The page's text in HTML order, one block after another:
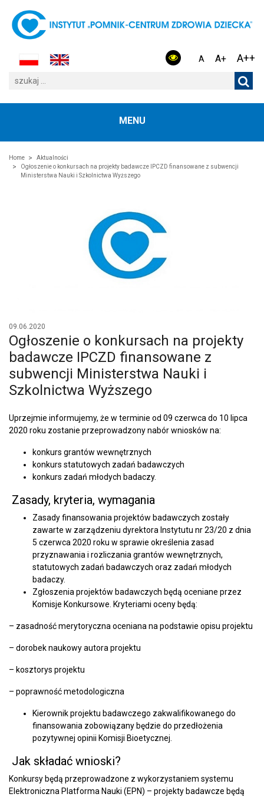
A A+ A++
MENU
Home
Aktualności
Ogłoszenie o konkursach na projekty badawcze IPCZD finansowane z subwencji
Ministerstwa Nauki i Szkolnictwa Wyższego
09.06.2020
Ogłoszenie o konkursach na projekty
badawcze IPCZD finansowane z
subwencji Ministerstwa Nauki i
Szkolnictwa Wyższego
Uprzejmie informujemy, że w terminie od 09 czerwca do 10 lipca
2020 roku zostanie przeprowadzony nabór wniosków na:
konkurs grantów wewnętrznych
konkurs statutowych zadań badawczych
konkurs zadań młodych badaczy.
Zasady, kryteria, wymagania
Zasady finansowania projektów badawczych zostały
zawarte w zarządzeniu dyrektora Instytutu nr 23/20 z dnia
5 czerwca 2020 roku w sprawie określenia zasad
przyznawania i rozliczania grantów wewnętrznych,
statutowych zadań badawczych oraz zadań młodych
badaczy.
Zgłoszenia projektów badawczych będą oceniane przez
Komisje Konkursowe. Kryteriami oceny będą:
– zasadność merytoryczna oceniana na podstawie opisu projektu
– dorobek naukowy autora projektu
– kosztorys projektu
– poprawność metodologiczna
Kierownik projektu badawczego zakwalifikowanego do
finansowania zobowiązany będzie do przedłożenia
pozytywnej opinii Komisji Bioetycznej.
Jak składać wnioski?
Konkursy będą przeprowadzone z wykorzystaniem systemu
Elektroniczna Platforma Nauki (EPN) – projekty badawcze będą